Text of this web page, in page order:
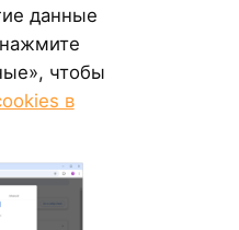
данные
чтобы
в